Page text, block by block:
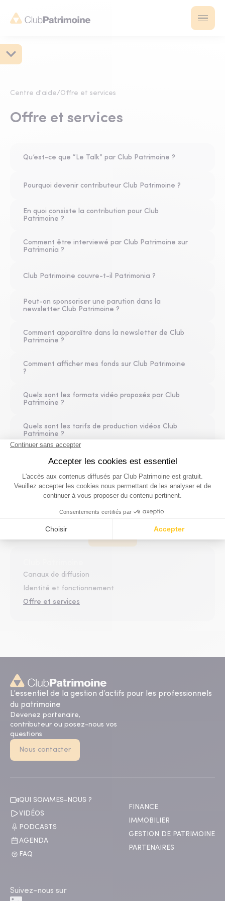
Centre d'aide/Offre et services
Canaux de diffusion
Identité et fonctionnement
Offre et services
Offre et services
Qu’est-ce que “Le Talk” par Club Patrimoine ?
Pourquoi devenir contributeur Club Patrimoine ?
En quoi consiste la contribution pour Club
Patrimoine ?
Comment être interviewé par Club Patrimoine sur
Patrimonia ?
Club Patrimoine couvre-t-il Patrimonia ?
Peut-on sponsoriser une parution dans la
newsletter Club Patrimoine ?
Comment apparaître dans la newsletter de Club
Patrimoine ?
Comment afficher mes fonds sur Club Patrimoine
?
Quels sont les formats vidéo proposés par Club
Patrimoine ?
Quels sont les tarifs de production vidéos Club
Patrimoine ?
En quoi consiste le partenariat Club Patrimoine ?
Comment diffuser mes publicités sur Club
Patrimoine ?
L’essentiel de la gestion d’actifs pour les professionnels
du patrimoine
Devenez partenaire,
contributeur ou posez-nous vos
questions
Nous contacter
QUI SOMMES-NOUS ?
VIDÉOS
PODCASTS
AGENDA
FAQ
FINANCE
IMMOBILIER
GESTION DE PATRIMOINE
PARTENAIRES
Suivez-nous sur